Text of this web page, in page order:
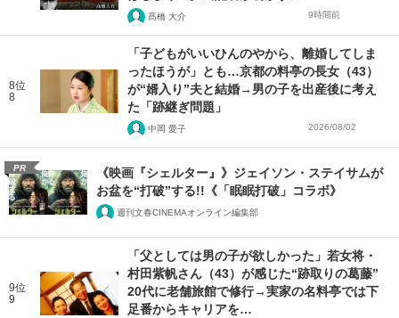
髙橋 大介 9時間前
8位
8
「子どもがいいひんのやから、離婚してしま
ったほうが」とも…京都の料亭の長女（43）
が“婿入り”夫と結婚→男の子を出産後に考え
た「跡継ぎ問題」
中岡 愛子 2026/08/02
PR
《映画『シェルター』》ジェイソン・ステイサムが
お盆を“打破”する!!《「眠眠打破」コラボ》
週刊文春CINEMAオンライン編集部
9位
9
「父としては男の子が欲しかった」若女将・
村田紫帆さん（43）が感じた“跡取りの葛藤”
20代に老舗旅館で修行→実家の名料亭では下
足番からキャリアを…